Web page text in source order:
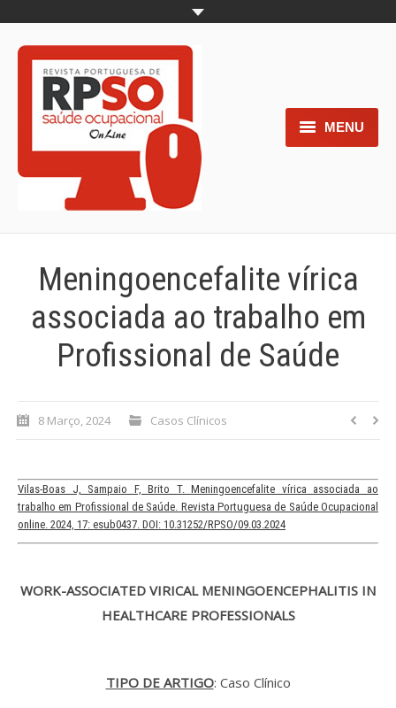
MENU
Home
Normas para os autores
Processo de submissão
Submeta aqui
Formação Profissional
Sugestões para os Leitores
Congressos
Meningoencefalite vírica
associada ao trabalho em
Profissional de Saúde
8 Março, 2024 Casos Clínicos
Vilas-Boas J, Sampaio F, Brito T. Meningoencefalite vírica associada ao
trabalho em Profissional de Saúde. Revista Portuguesa de Saúde Ocupacional
online. 2024, 17: esub0437. DOI: 10.31252/RPSO/09.03.2024
WORK-ASSOCIATED VIRICAL MENINGOENCEPHALITIS IN
HEALTHCARE PROFESSIONALS
TIPO DE ARTIGO: Caso Clínico